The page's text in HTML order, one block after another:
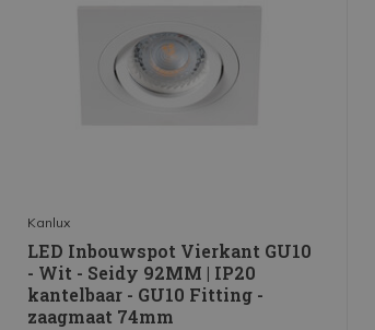
Kanlux
LED Inbouwspot Vierkant GU10
- Wit - Seidy 92MM | IP20
kantelbaar - GU10 Fitting -
zaagmaat 74mm